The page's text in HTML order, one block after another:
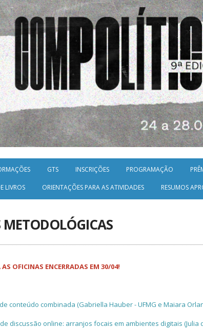
GTS INSCRIÇÕES PROGRAMAÇÃO
LIVROS ORIENTAÇÕES PARA AS ATIVIDADES RESUMOS
METODOLÓGICAS
AS OFICINAS ENCERRADAS EM 30/04!
conteúdo combinada (Gabriella Hauber - UFMG e Maiara
discussão online: arranjos focais em ambientes digitais (Julia